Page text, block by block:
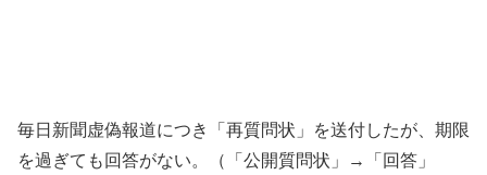
毎日新聞虚偽報道につき「再質問状」を送付したが、期限
を過ぎても回答がない。（「公開質問状」→「回答」